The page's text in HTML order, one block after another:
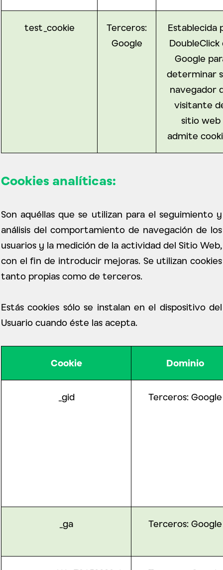
test_cookie
Terceros:
Google
Establecida
DoubleClick
Google
determinar
navegador
visitante
sitio web
admite
Cookies analíticas:
Son aquéllas que se utilizan para el seguimiento y
análisis del comportamiento de navegación de los
usuarios y la medición de la actividad del Sitio Web,
con el fin de introducir mejoras. Se utilizan cookies
tanto propias como de terceros.
Estás cookies sólo se instalan en el dispositivo del
Usuario cuando éste las acepta.
Cookie Dominio
_gid Terceros: Google
_ga Terceros: Google